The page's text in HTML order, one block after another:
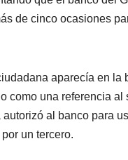
de cinco ocasiones
aparecía en
como una referencia
al banco para
un tercero.